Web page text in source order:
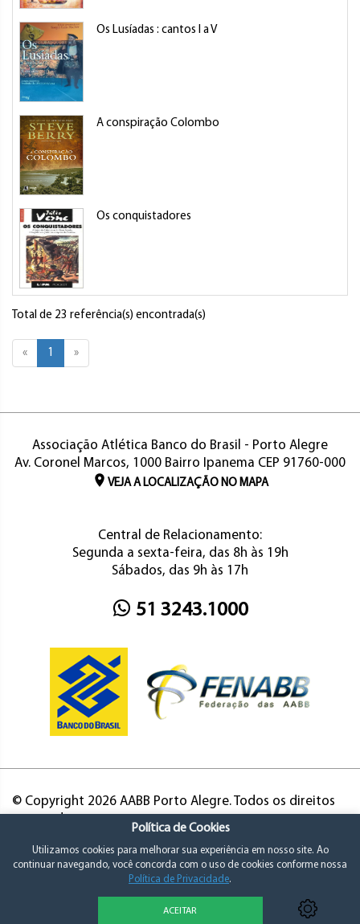
Os Lusíadas : cantos I a V
A conspiração Colombo
Os conquistadores
Total de 23 referência(s) encontrada(s)
« 1 »
Associação Atlética Banco do Brasil - Porto Alegre
Av. Coronel Marcos, 1000 Bairro Ipanema CEP 91760-000
VEJA A LOCALIZAÇÃO NO MAPA
Central de Relacionamento:
Segunda a sexta-feira, das 8h às 19h
Sábados, das 9h às 17h
51 3243.1000
© Copyright 2026 AABB Porto Alegre. Todos os direitos
Política de Cookies
Utilizamos cookies para melhorar sua experiência em nosso site. Ao
continuar navegando, você concorda com o uso de cookies conforme nossa
Política de Privacidade.
ACEITAR